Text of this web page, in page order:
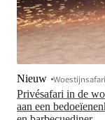
Privésafari in de
aan een
Nieuw Woestijnsafari